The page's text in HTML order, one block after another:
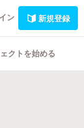
ン 新規登録
クトを始める